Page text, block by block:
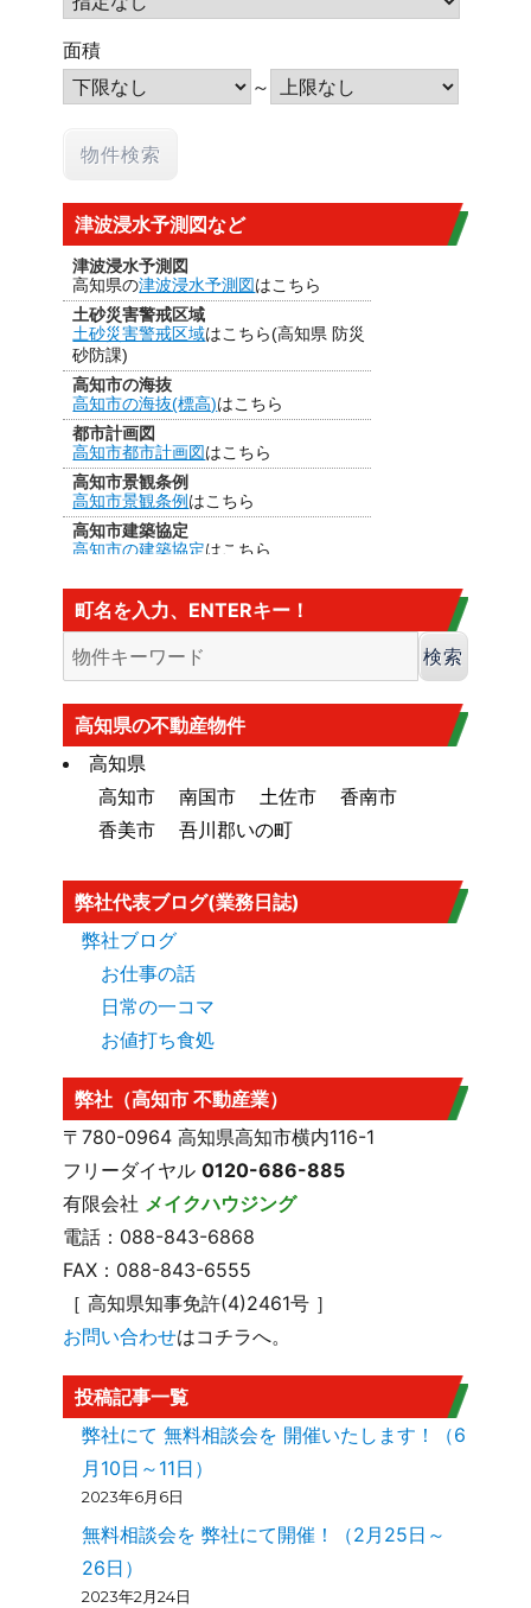
面積
～
津波浸水予測図など
津波浸水予測図
高知県の津波浸水予測図はこちら
土砂災害警戒区域
土砂災害警戒区域はこちら(高知県 防災
砂防課)
高知市の海抜
高知市の海抜(標高)はこちら
都市計画図
高知市都市計画図はこちら
高知市景観条例
高知市景観条例 はこちら
高知市建築協定
高知市の建築協定はこちら
高知市の建法22条区域
はこちら・・・
カヤ葺き、ログハウスはダメ
香南市の海抜
香南市の海抜（標高）
高知市大規模盛土造成地マップ
ら
町名を入力、ENTERキー！
高知県の不動産物件
高知県
高知市
南国市 土佐市
香南市
香美市
吾川郡いの町
弊社代表ブログ(業務日誌)
弊社ブログ
お仕事の話
日常の一コマ
お値打ち食処
弊社（高知市 不動産業）
〒780-0964 高知県高知市横内116-1
フリーダイヤル0120-686-885
有限会社 メイクハウジング
電話：088-843-6868
FAX：088-843-6555
［ 高知県知事免許(4)2461号 ］
お問い合わせはコチラへ。
投稿記事一覧
弊社にて 無料相談会を 開催いたします！（6
月10日～11日）
2023年6月6日
無料相談会を 弊社にて開催！（2月25日～
26日）
2023年2月24日